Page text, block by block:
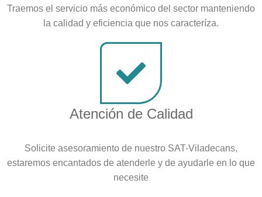
Traemos el servicio más económico del sector manteniendo
la calidad y eficiencia que nos caracteríza.
Atención de Calidad
Solicite asesoramiento de nuestro SAT-Viladecans,
estaremos encantados de atenderle y de ayudarle en lo que
necesite